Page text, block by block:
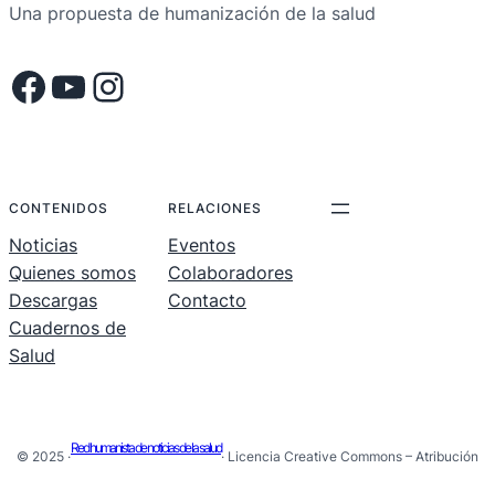
Una propuesta de humanización de la salud
Facebook YouTube Instagram
CONTENIDOS
Noticias
Quienes somos
Descargas
Cuadernos de
Salud
RELACIONES
Eventos
Colaboradores
Contacto
© 2025 ·
Red humanista de noticias de la salud
· Licencia Creative Commons – Atribución